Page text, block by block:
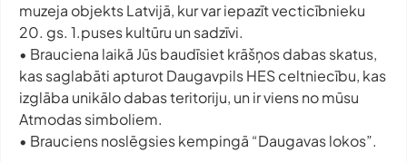
muzeja objekts Latvijā, kur var iepazīt vecticībnieku
20. gs. 1.puses kultūru un sadzīvi.
• Brauciena laikā Jūs baudīsiet krāšņos dabas skatus,
kas saglabāti apturot Daugavpils HES celtniecību, kas
izglāba unikālo dabas teritoriju, un ir viens no mūsu
Atmodas simboliem.
• Brauciens noslēgsies kempingā “Daugavas lokos”.